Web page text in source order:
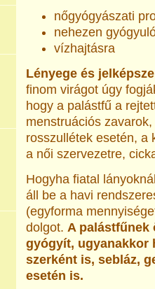
nőgyógyászati
nehezen
vízhajtásra
Lényege és
finom virágot úgy
hogy a palástfű a
menstruációs
rosszullétek esetén, a
a női szervezetre,
Hogyha fiatal
áll be a havi
(egyforma
dolgot. A palástfűnek
gyógyít, ugyanakkor
szerként is, sebláz,
esetén is.